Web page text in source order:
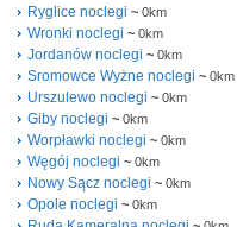
Ryglice noclegi ~ 0km
Wronki noclegi ~ 0km
Jordanów noclegi ~ 0km
Sromowce Wyżne noclegi ~ 0km
Urszulewo noclegi ~ 0km
Giby noclegi ~ 0km
Worpławki noclegi ~ 0km
Węgój noclegi ~ 0km
Nowy Sącz noclegi ~ 0km
Opole noclegi ~ 0km